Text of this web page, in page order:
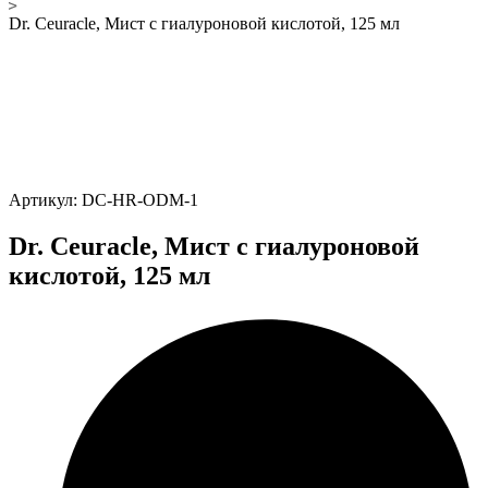
Dr. Ceuracle, Мист с гиалуроновой кислотой, 125 мл
Артикул: DC-HR-ODM-1
Dr. Ceuracle, Мист с гиалуроновой
кислотой, 125 мл